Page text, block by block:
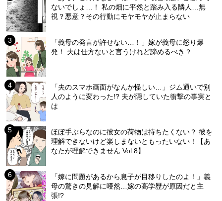
ないでしょ…！ 私の畑に平然と踏み入る隣人…無
視？悪意？その行動にモヤモヤが止まらない
「義母の発言が許せない…！」嫁が義母に怒り爆
発！ 夫は仕方ないと言うけれど諦めるべき？
「夫のスマホ画面がなんか怪しい…」ジム通いで別
人のように変わった!? 夫が隠していた衝撃の事実と
は
ほぼ手ぶらなのに彼女の荷物は持ちたくない？ 彼を
理解できないけど楽しまないともったいない！【あ
なたが理解できません Vol.8】
「嫁に問題があるから息子が目移りしたのよ！」義
母の驚きの見解に唖然…嫁の高学歴が原因だと主
張!?